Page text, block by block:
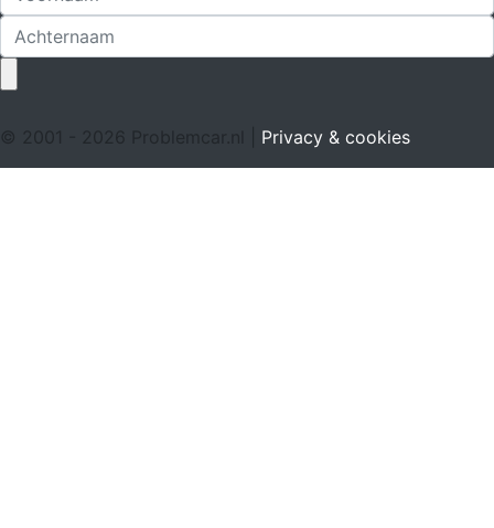
© 2001 - 2026 Problemcar.nl | Privacy & cookies